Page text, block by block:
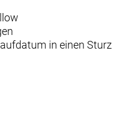
in einen Sturz